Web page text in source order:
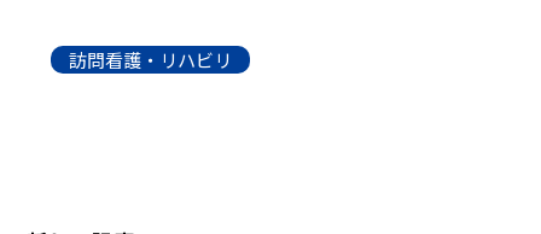
訪問看護・リハビリ